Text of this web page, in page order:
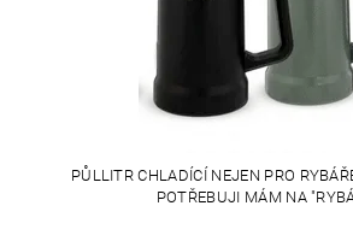
PŮLLITR CHLADÍCÍ NEJEN PRO
POTŘEBUJI MÁM NA